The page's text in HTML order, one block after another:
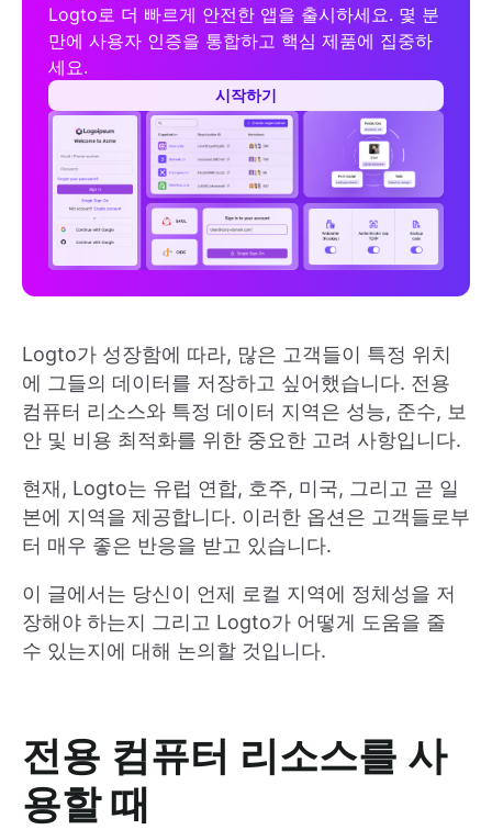
Logto로 더 빠르게 안전한 앱을 출시하세요. 몇 분
만에 사용자 인증을 통합하고 핵심 제품에 집중하
세요.
시작하기
Logto가 성장함에 따라, 많은 고객들이 특정 위치
에 그들의 데이터를 저장하고 싶어했습니다. 전용
컴퓨터 리소스와 특정 데이터 지역은 성능, 준수, 보
안 및 비용 최적화를 위한 중요한 고려 사항입니다.
현재, Logto는 유럽 연합, 호주, 미국, 그리고 곧 일
본에 지역을 제공합니다. 이러한 옵션은 고객들로부
터 매우 좋은 반응을 받고 있습니다.
이 글에서는 당신이 언제 로컬 지역에 정체성을 저
장해야 하는지 그리고 Logto가 어떻게 도움을 줄
수 있는지에 대해 논의할 것입니다.
전용 컴퓨터 리소스를 사
용할 때